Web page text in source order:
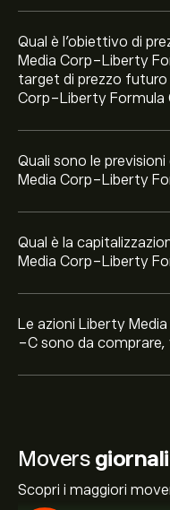
Qual è l'obiettivo di
Media Corp-Liberty
target di prezzo futuro
Corp-Liberty Formula
Quali sono le
Media Corp-Liberty
Qual è la
Media Corp-Liberty
Le azioni Liberty
-C sono da
Movers
Scopri i maggiori